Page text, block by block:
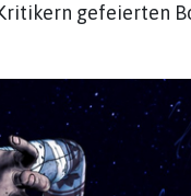
gefeierten